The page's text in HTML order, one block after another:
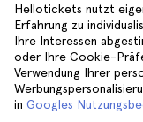
Hellotickets nutzt
Erfahrung zu
Ihre Interessen
oder Ihre Cookie-
Verwendung Ihrer
in Googles
Cookies
Impressum
Hilfe